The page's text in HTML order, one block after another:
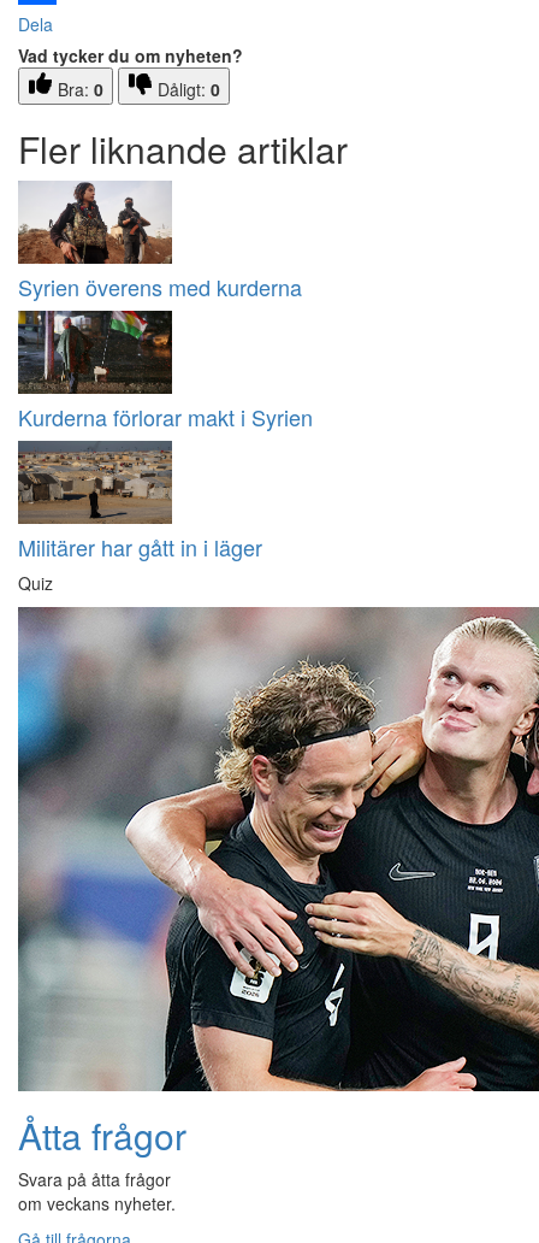
Dela
Vad tycker du om nyheten?
Bra: 0 Dåligt: 0
Fler liknande artiklar
Syrien överens med kurderna
Kurderna förlorar makt i Syrien
Militärer har gått in i läger
Quiz
Åtta frågor
Svara på åtta frågor
om veckans nyheter.